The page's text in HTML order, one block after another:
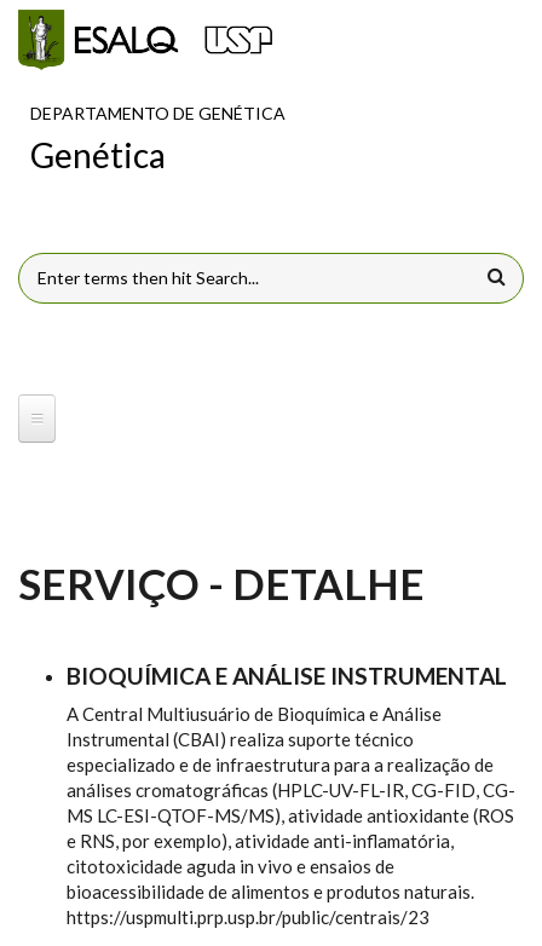
Pular para o conteúdo principal
DEPARTAMENTO DE GENÉTICA
Genética
FORMULÁRIO DE BUSCA
SERVIÇO - DETALHE
BIOQUÍMICA E ANÁLISE INSTRUMENTAL
A Central Multiusuário de Bioquímica e Análise
Instrumental (CBAI) realiza suporte técnico
especializado e de infraestrutura para a realização de
análises cromatográficas (HPLC-UV-FL-IR, CG-FID, CG-
MS LC-ESI-QTOF-MS/MS), atividade antioxidante (ROS
e RNS, por exemplo), atividade anti-inflamatória,
citotoxicidade aguda in vivo e ensaios de
bioacessibilidade de alimentos e produtos naturais.
https://uspmulti.prp.usp.br/public/centrais/23